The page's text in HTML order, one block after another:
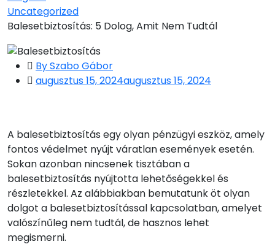
Uncategorized
Balesetbiztosítás: 5 Dolog, Amit Nem Tudtál
By Szabo Gábor
augusztus 15, 2024augusztus 15, 2024
A balesetbiztosítás egy olyan pénzügyi eszköz, amely
fontos védelmet nyújt váratlan események esetén.
Sokan azonban nincsenek tisztában a
balesetbiztosítás nyújtotta lehetőségekkel és
részletekkel. Az alábbiakban bemutatunk öt olyan
dolgot a balesetbiztosítással kapcsolatban, amelyet
valószínűleg nem tudtál, de hasznos lehet
megismerni.